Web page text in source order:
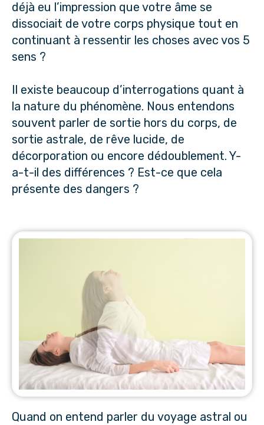
déjà eu l’impression que votre âme se
dissociait de votre corps physique tout en
continuant à ressentir les choses avec vos 5
sens ?
Il existe beaucoup d’interrogations quant à
la nature du phénomène. Nous entendons
souvent parler de sortie hors du corps, de
sortie astrale, de rêve lucide, de
décorporation ou encore dédoublement. Y-
a-t-il des différences ? Est-ce que cela
présente des dangers ?
Quand on entend parler du voyage astral ou